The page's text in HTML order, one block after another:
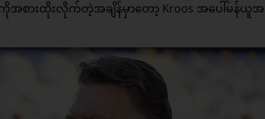
ကိုအစားထိုးလိုက်တဲ့အချိန်မှာတော့ Kroos အပေါ်မန်